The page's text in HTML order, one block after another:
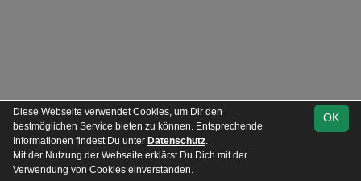
OK
Diese Webseite verwendet Cookies, um Dir den
bestmöglichen Service bieten zu können. Entsprechende
Informationen findest Du unter Datenschutz.
Mit der Nutzung der Webseite erklärst Du Dich mit der
Verwendung von Cookies einverstanden.